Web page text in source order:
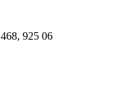
925 06